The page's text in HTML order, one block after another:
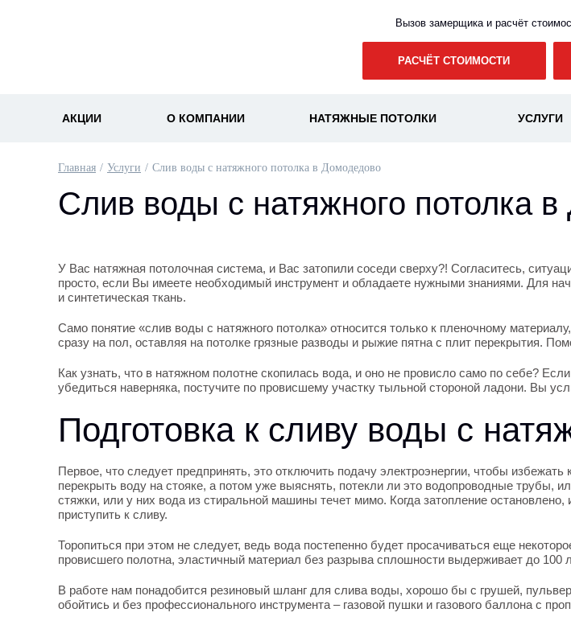
Вызов замерщика и расчёт
РАСЧЁТ СТОИМОСТИ
АКЦИИ О КОМПАНИИ НАТЯЖНЫЕ ПОТОЛКИ УСЛУГИ
Главная Услуги Слив воды с натяжного потолка в Домодедово
Слив воды с натяжного потолка
У Вас натяжная потолочная система, и Вас затопили соседи сверху?! Согласитесь,
просто, если Вы имеете необходимый инструмент и обладаете нужными знаниями. Для
и синтетическая ткань.
Само понятие «слив воды с натяжного потолка» относится только к пленочному
сразу на пол, оставляя на потолке грязные разводы и рыжие пятна с плит перекрытия.
Как узнать, что в натяжном полотне скопилась вода, и оно не провисло само по себе?
убедиться наверняка, постучите по провисшему участку тыльной стороной ладони. Вы
Подготовка к сливу воды с
Первое, что следует предпринять, это отключить подачу электроэнергии, чтобы
перекрыть воду на стояке, а потом уже выяснять, потекли ли это водопроводные трубы,
стяжки, или у них вода из стиральной машины течет мимо. Когда затопление
приступить к сливу.
Торопиться при этом не следует, ведь вода постепенно будет просачиваться еще
провисшего полотна, эластичный материал без разрыва сплошности выдерживает до 100
В работе нам понадобится резиновый шланг для слива воды, хорошо бы с грушей,
обойтись и без профессионального инструмента – газовой пушки и газового баллона с